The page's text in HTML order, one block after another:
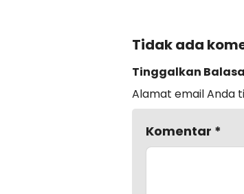
Tidak ada
Tinggalkan
Alamat email Anda
Komentar *